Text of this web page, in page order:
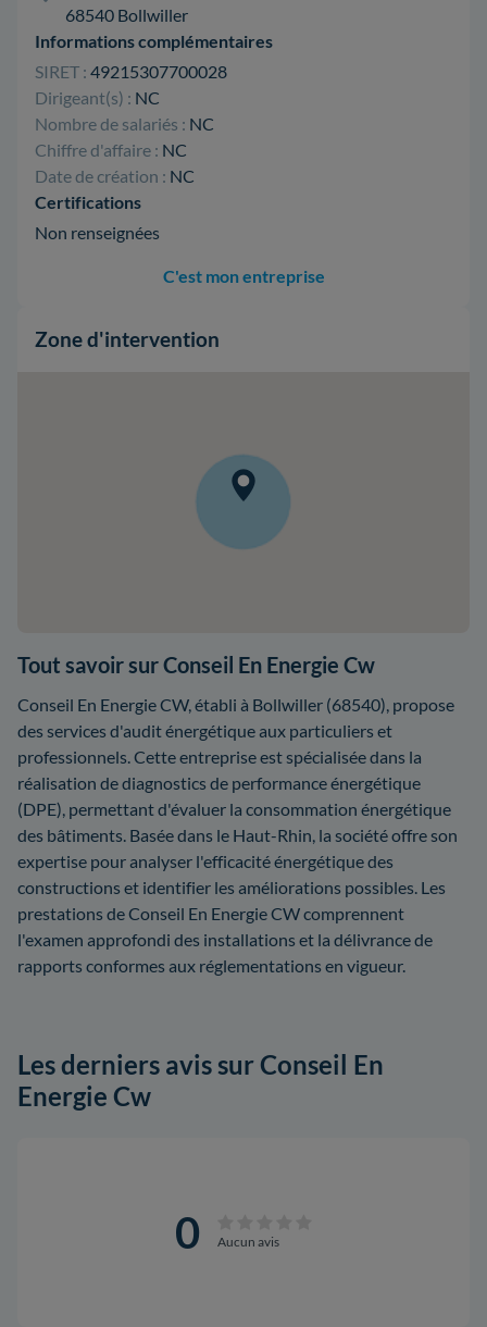
68540 Bollwiller
Informations complémentaires
SIRET : 49215307700028
Dirigeant(s) : NC
Nombre de salariés : NC
Chiffre d'affaire : NC
Date de création : NC
Certifications
Non renseignées
C'est mon entreprise
Zone d'intervention
Tout savoir sur Conseil En Energie Cw
Conseil En Energie CW, établi à Bollwiller (68540), propose
des services d'audit énergétique aux particuliers et
professionnels. Cette entreprise est spécialisée dans la
réalisation de diagnostics de performance énergétique
(DPE), permettant d'évaluer la consommation énergétique
des bâtiments. Basée dans le Haut-Rhin, la société offre son
expertise pour analyser l'efficacité énergétique des
constructions et identifier les améliorations possibles. Les
prestations de Conseil En Energie CW comprennent
l'examen approfondi des installations et la délivrance de
rapports conformes aux réglementations en vigueur.
Les derniers avis sur Conseil En
Energie Cw
0 Aucun avis